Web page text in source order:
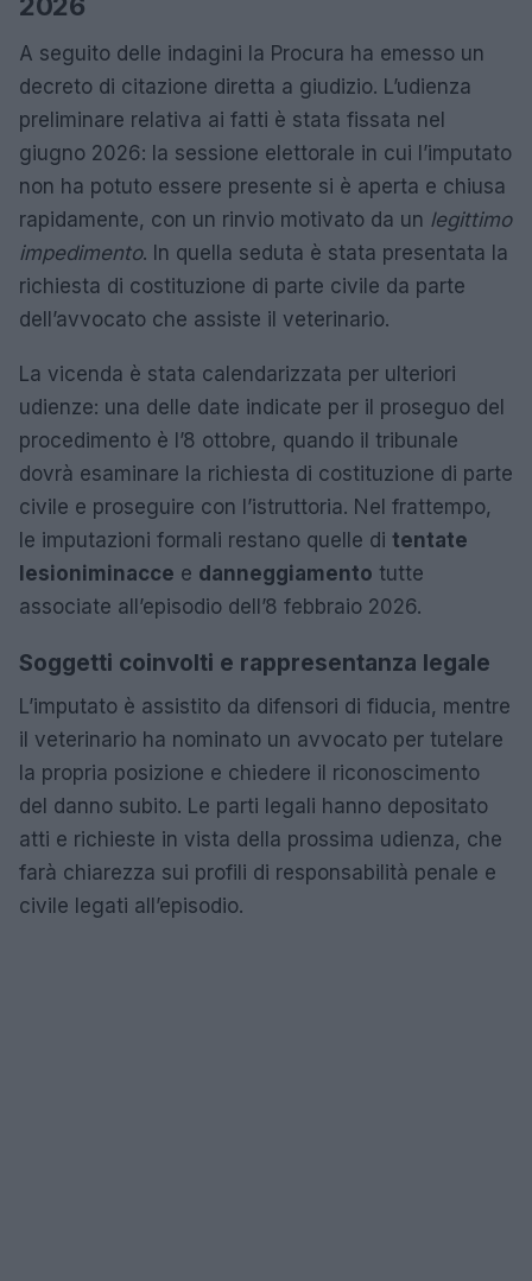
A seguito delle indagini la Procura ha emesso un
decreto di citazione diretta a giudizio. L’udienza
preliminare relativa ai fatti è stata fissata nel
giugno 2026: la sessione elettorale in cui l’imputato
non ha potuto essere presente si è aperta e chiusa
rapidamente, con un rinvio motivato da un legittimo
impedimento. In quella seduta è stata presentata la
richiesta di costituzione di parte civile da parte
dell’avvocato che assiste il veterinario.
La vicenda è stata calendarizzata per ulteriori
udienze: una delle date indicate per il proseguo del
procedimento è l’8 ottobre, quando il tribunale
dovrà esaminare la richiesta di costituzione di parte
civile e proseguire con l’istruttoria. Nel frattempo,
le imputazioni formali restano quelle di tentate
lesioniminacce e danneggiamento tutte
associate all’episodio dell’8 febbraio 2026.
Soggetti coinvolti e rappresentanza legale
L’imputato è assistito da difensori di fiducia, mentre
il veterinario ha nominato un avvocato per tutelare
la propria posizione e chiedere il riconoscimento
del danno subito. Le parti legali hanno depositato
atti e richieste in vista della prossima udienza, che
farà chiarezza sui profili di responsabilità penale e
civile legati all’episodio.